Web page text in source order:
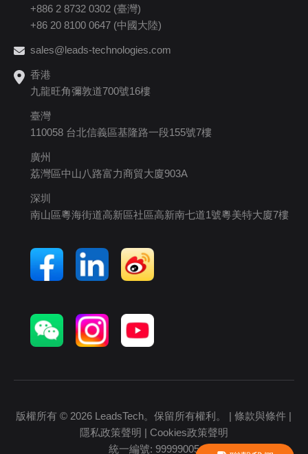
+886 2 8732 0302 (臺灣)
+86 20 8100 0647 (中國大陸)
sales@leads-technologies.com
香港
九龍旺角彌敦道700號16樓
臺灣
110058 台北信義區基隆路一段155號7樓
廣州
荔灣區中山八路富力商貿大廈903A
深圳
南山區粵海街道高新區社區高新南七道1號粵美特大廈7樓
版權所有 © 2026 LeadsTech。保留所有權利。 |條款與條件 |
隱私政策聲明 | Cookies政策聲明
統一編號: 99999005